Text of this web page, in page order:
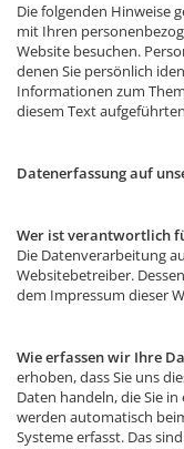
Die folgenden Hinweise
mit Ihren
Website besuchen.
denen Sie persönlich
Informationen zum
diesem Text
Datenerfassung auf
Wer ist verantwortlich
Die Datenverarbeitung
Websitebetreiber.
dem Impressum dieser
Wie erfassen wir Ihre
erhoben, dass Sie uns
Daten handeln, die Sie
werden automatisch
Systeme erfasst. Das